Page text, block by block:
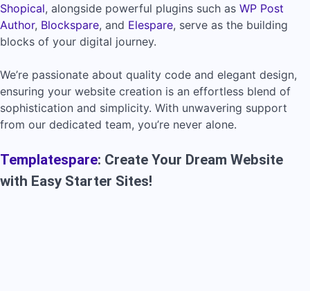
Shopical, alongside powerful plugins such as WP Post
Author, Blockspare, and Elespare, serve as the building
blocks of your digital journey.
We’re passionate about quality code and elegant design,
ensuring your website creation is an effortless blend of
sophistication and simplicity. With unwavering support
from our dedicated team, you’re never alone.
Templatespare: Create Your Dream Website
with Easy Starter Sites!